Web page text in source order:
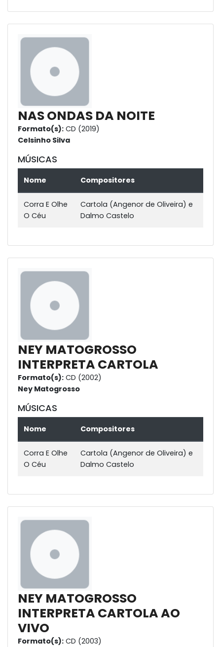
NAS ONDAS DA NOITE
Formato(s): CD (2019)
Celsinho Silva
MÚSICAS
Nome Compositores
Corra E Olhe
O Céu
Cartola (Angenor de Oliveira) e
Dalmo Castelo
NEY MATOGROSSO
INTERPRETA CARTOLA
Formato(s): CD (2002)
Ney Matogrosso
MÚSICAS
Nome Compositores
Corra E Olhe
O Céu
Cartola (Angenor de Oliveira) e
Dalmo Castelo
NEY MATOGROSSO
INTERPRETA CARTOLA AO
VIVO
Formato(s): CD (2003)